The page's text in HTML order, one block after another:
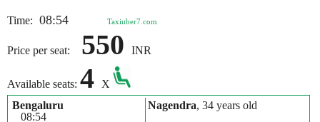
Time: 08:54 Taxiuber7.com
Price per seat: 550 INR
Available seats: 4
X
Bengaluru
08:54
Nagendra, 34 years old